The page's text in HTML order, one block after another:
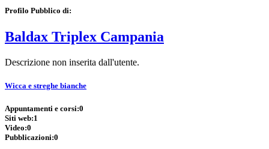
Profilo Pubblico di:
Baldax Triplex Campania
Descrizione non inserita dall'utente.
Wicca e streghe bianche
Appuntamenti e corsi:0
Siti web:1
Video:0
Pubblicazioni:0